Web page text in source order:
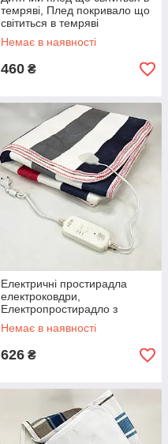
темряві, Плед покривало що
світиться в темряві
Плюшевий IY-89
Немає в наявності
460 ₴
Електричні простирадла
електроковдри,
Електропростирадло з
регулятором температури
FB-74
Немає в наявності
626 ₴